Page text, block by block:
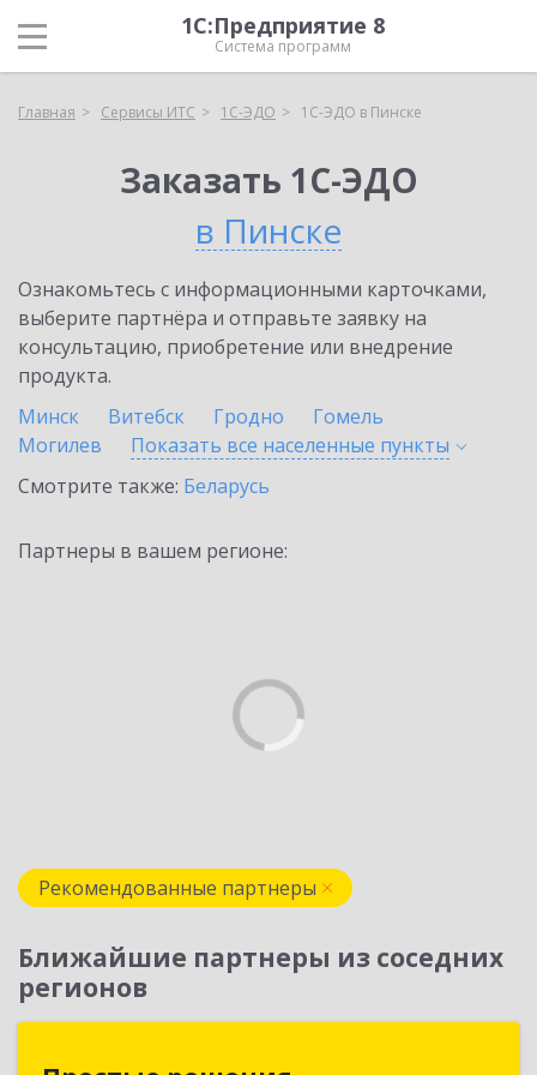
1С:Предприятие 8
Система программ
Главная Сервисы ИТС 1С-ЭДО 1С-ЭДО в Пинске
Заказать 1С-ЭДО
в Пинске
Ознакомьтесь с информационными карточками,
выберите партнёра и отправьте заявку на
консультацию, приобретение или внедрение
продукта.
Минск
Витебск Гродно
Гомель
Могилев
Показать все населенные пункты
Смотрите также: Беларусь
Партнеры в вашем регионе:
Рекомендованные партнеры
Ближайшие партнеры из соседних
регионов